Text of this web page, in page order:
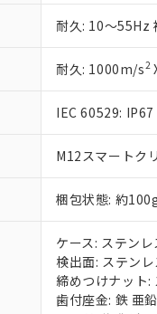
耐久: 10～55Hz
耐久: 1000m/s2
IEC 60529: IP67
M12スマートク
梱包状態: 約
ケース: ステン
検出面: ステン
締めつけナット:
歯付座金: 鉄 亜
既
り